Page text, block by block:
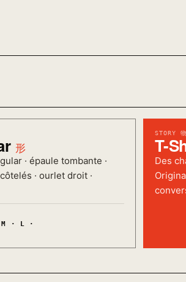
形
· épaule tombante ·
· ourlet droit ·
· L ·
STORY
T-
Des